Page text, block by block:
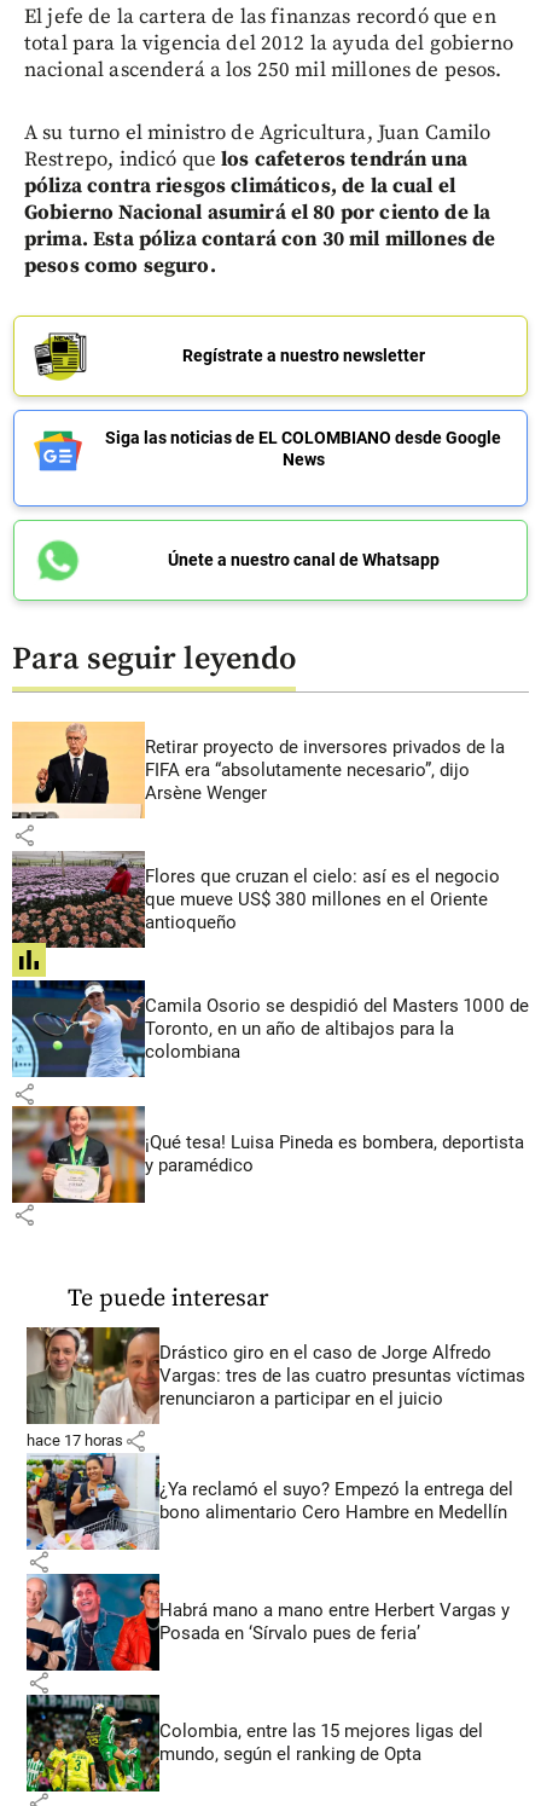
El jefe de la cartera de las finanzas recordó que en
total para la vigencia del 2012 la ayuda del gobierno
nacional ascenderá a los 250 mil millones de pesos.
A su turno el ministro de Agricultura, Juan Camilo
Restrepo, indicó quelos cafeteros tendrán una
póliza contra riesgos climáticos, de la cual el
Gobierno Nacional asumirá el 80 por ciento de la
prima. Esta póliza contará con 30 mil millones de
pesos como seguro.
Regístrate a nuestro newsletter
Siga las noticias de EL COLOMBIANO desde Google
News
Únete a nuestro canal de Whatsapp
Para seguir leyendo
Retirar proyecto de inversores privados de la
FIFA era “absolutamente necesario”, dijo
Arsène Wenger
share
Flores que cruzan el cielo: así es el negocio
que mueve US$ 380 millones en el Oriente
antioqueño
share
Camila Osorio se despidió del Masters 1000 de
Toronto, en un año de altibajos para la
colombiana
share
¡Qué tesa! Luisa Pineda es bombera, deportista
y paramédico
share
Te puede interesar
Drástico giro en el caso de Jorge Alfredo
Vargas: tres de las cuatro presuntas víctimas
renunciaron a participar en el juicio
hace 17 horas share
¿Ya reclamó el suyo? Empezó la entrega del
bono alimentario Cero Hambre en Medellín
share
Habrá mano a mano entre Herbert Vargas y
Posada en ‘Sírvalo pues de feria’
share
Colombia, entre las 15 mejores ligas del
mundo, según el ranking de Opta